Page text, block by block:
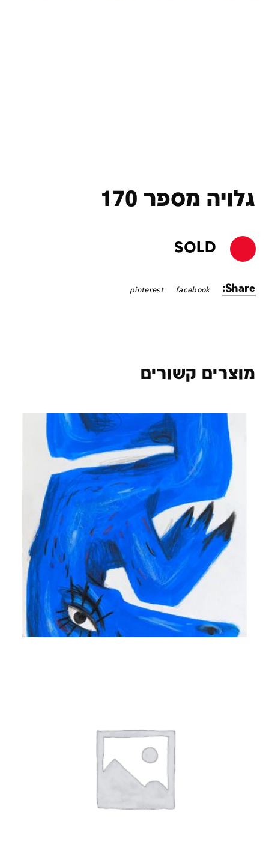
גלויה מספר 170
SOLD
Share:
facebook
pinterest
מוצרים קשורים